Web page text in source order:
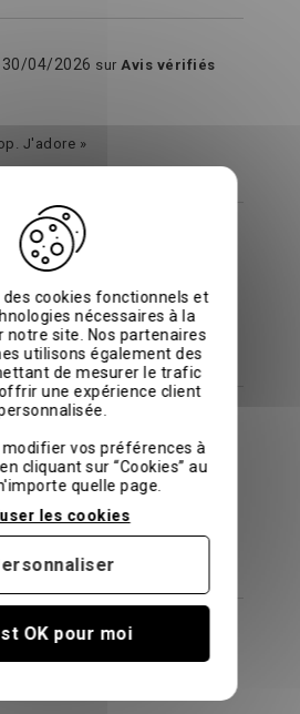
30/04/2026 surAvis vérifiés
J'adore »
2026surAvis vérifiés
ultra luxe à un prix très
»
2026surAvis vérifiés
des cookies fonctionnels et
nécessaires à la
notre site. Nos partenaires
utilisons également des
de mesurer le trafic
une expérience client
vos préférences à
cliquant sur “Cookies” au
quelle page.
OK pour moi
les cookies